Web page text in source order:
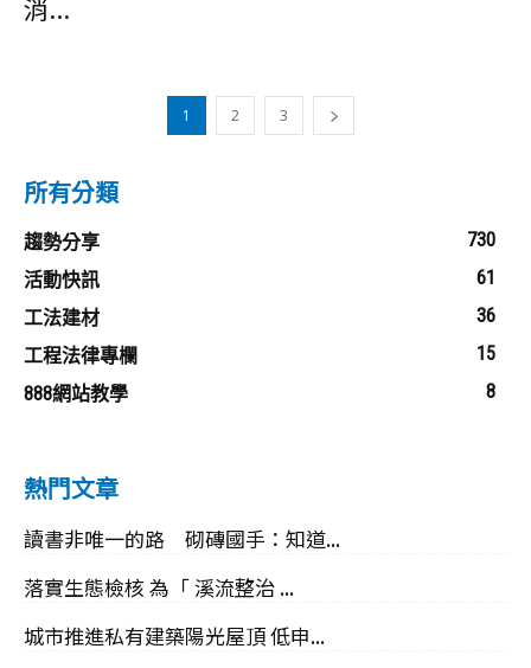
消...
1 2 3
所有分類
趨勢分享
730
活動快訊
61
工法建材
36
工程法律專欄
15
888網站教學
8
熱門文章
讀書非唯一的路 砌磚國手：知道...
落實生態檢核 為「 溪流整治 ...
城市推進私有建築陽光屋頂 低申...